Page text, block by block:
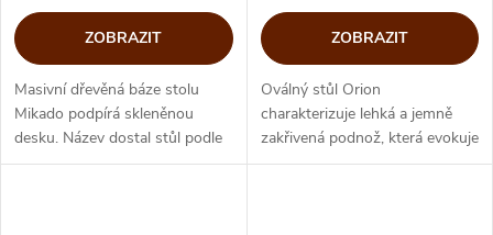
ZOBRAZIT
Masivní dřevěná báze stolu
Mikado podpírá skleněnou
desku. Název dostal stůl podle
tvaru podnoží, které připomíná
ZOBRAZIT
Oválný stůl Orion
charakterizuje lehká a jemně
zakřivená podnož, která evokuje
představu baletky na špičkách.